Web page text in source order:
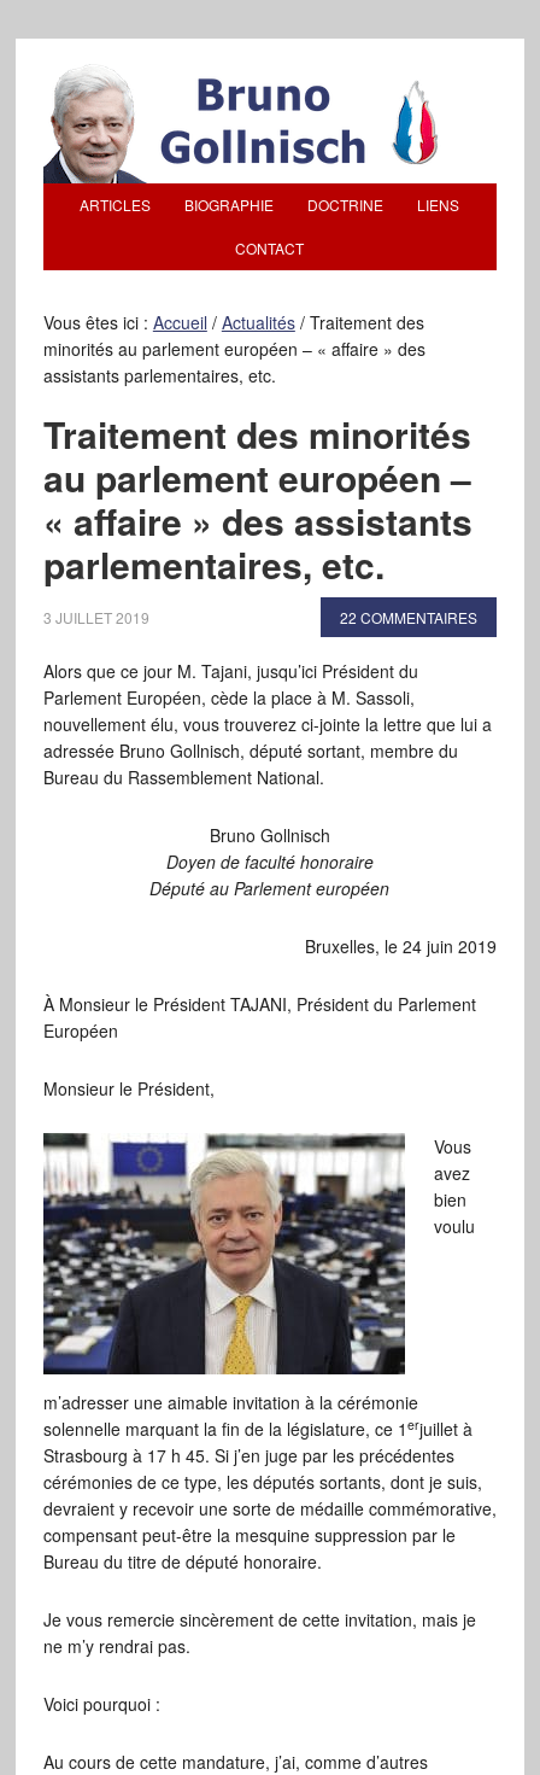
ARTICLES BIOGRAPHIE DOCTRINE LIENS
CONTACT
Vous êtes ici : Accueil / Actualités /Traitement des
minorités au parlement européen – « affaire » des
assistants parlementaires, etc.
Traitement des minorités
au parlement européen –
« affaire » des assistants
parlementaires, etc.
3 JUILLET 2019 22 COMMENTAIRES
Alors que ce jour M. Tajani, jusqu’ici Président du
Parlement Européen, cède la place à M. Sassoli,
nouvellement élu, vous trouverez ci-jointe la lettre que lui a
adressée Bruno Gollnisch, député sortant, membre du
Bureau du Rassemblement National.
Bruno Gollnisch
Doyen de faculté honoraire
Député au Parlement européen
Bruxelles, le 24 juin 2019
À Monsieur le Président TAJANI, Président du Parlement
Européen
Monsieur le Président,
Vous
avez
bien
voulu
m’adresser une aimable invitation à la cérémonie
solennelle marquant la fin de la législature, ce 1 erjuillet à
Strasbourg à 17 h 45. Si j’en juge par les précédentes
cérémonies de ce type, les députés sortants, dont je suis,
devraient y recevoir une sorte de médaille commémorative,
compensant peut-être la mesquine suppression par le
Bureau du titre de député honoraire.
Je vous remercie sincèrement de cette invitation, mais je
ne m’y rendrai pas.
Voici pourquoi :
Au cours de cette mandature, j’ai, comme d’autres